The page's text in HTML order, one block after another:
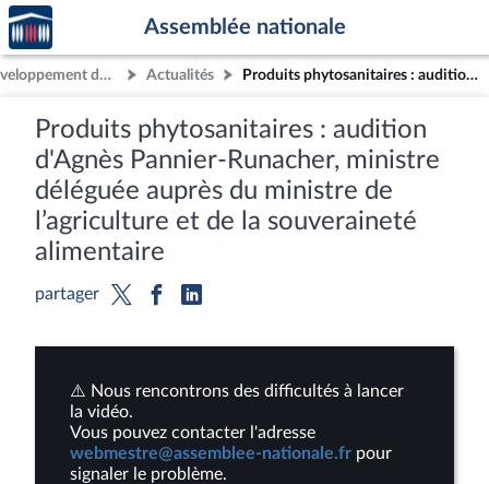
Aller au contenu
Aller en bas de la page
Accèder
à la
page
d'accueil
Assemblée nationale
Commission du développement durable et de l'aménagement du territoire Actualités Produits phytosanitaires : audition d'Agnès Pannier-Runacher, ministre déléguée auprès du ministre de l’agriculture et de la souveraineté alimentaire
Produits phytosanitaires : audition
d'Agnès Pannier-Runacher, ministre
déléguée auprès du ministre de
l’agriculture et de la souveraineté
alimentaire
partager
⚠️ Nous rencontrons des difficultés à lancer
la vidéo.
Vous pouvez contacter l'adresse
webmestre@assemblee-nationale.fr pour
signaler le problème.